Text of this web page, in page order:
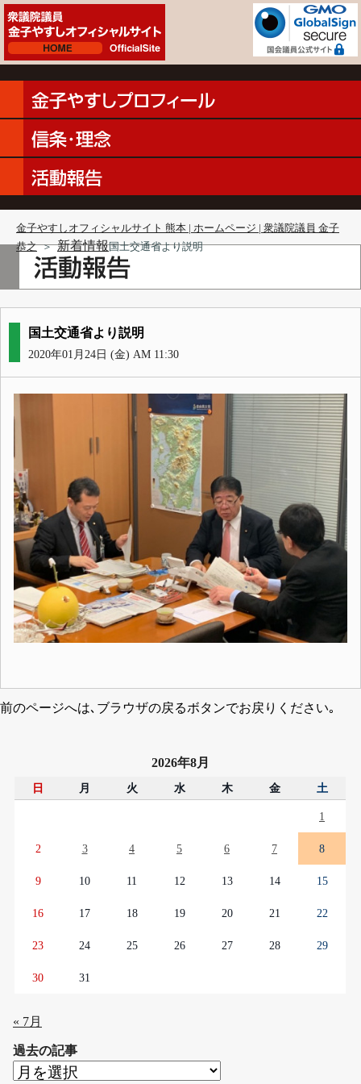
金子やすしオフィシャルサイト 熊本 | ホームページ | 衆議院議員 金子
恭之 ＞ 新着情報国土交通省より説明
国土交通省より説明
2020年01月24日 (金) AM 11:30
前のページへは､ブラウザの戻るボタンでお戻りください｡
2026年8月
日 月 火 水 木 金 土
1
2 3 4 5 6 7 8
9 10 11 12 13 14 15
16 17 18 19 20 21 22
23 24 25 26 27 28 29
30 31
« 7月
過去の記事
過